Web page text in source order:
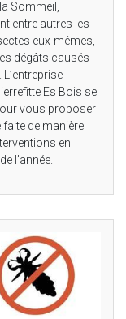
Sommeil,
entre autres les
eux-mêmes,
dégâts causés
Es Bois se
vous proposer
de manière
en
l’année.